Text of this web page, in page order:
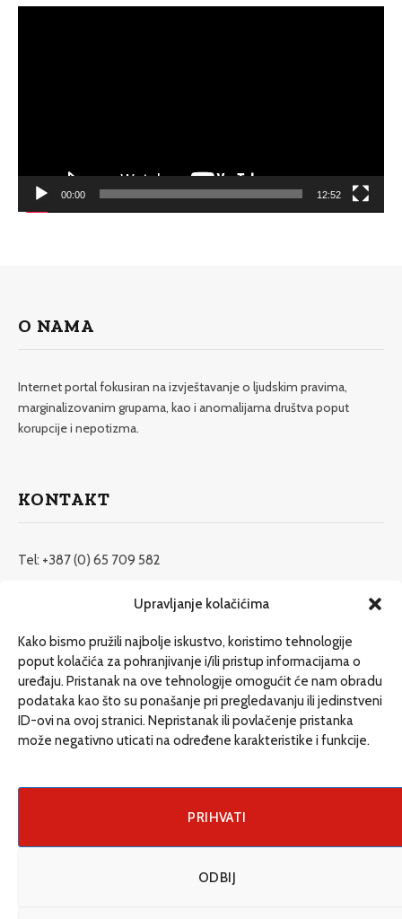
Upravljanje kolačićima
Kako bismo pružili najbolje iskustvo, koristimo tehnologije
poput kolačića za pohranjivanje i/ili pristup informacijama o
uređaju. Pristanak na ove tehnologije omogućit će nam obradu
podataka kao što su ponašanje pri pregledavanju ili jedinstveni
ID-ovi na ovoj stranici. Nepristanak ili povlačenje pristanka
može negativno uticati na određene karakteristike i funkcije.
PRIHVATI
ODBIJ
00:00 12:52
O NAMA
Internet portal fokusiran na izvještavanje o ljudskim pravima,
marginalizovanim grupama, kao i anomalijama društva poput
korupcije i nepotizma.
KONTAKT
Tel: +387 (0) 65 709 582
redakcija@etrafika.net
Dosije
Drugi pišu
Društvo